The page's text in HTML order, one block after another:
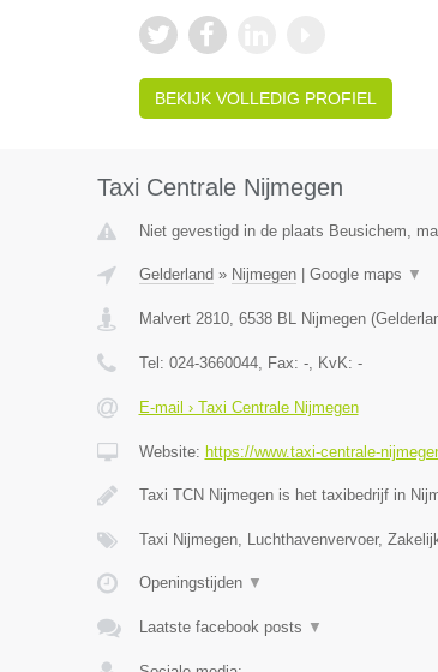
BEKIJK VOLLEDIG PROFIEL
Taxi Centrale Nijmegen
Niet gevestigd in de plaats Beusichem,
Gelderland » Nijmegen| Google maps ▼
Malvert 2810, 6538 BL Nijmegen(
Tel: 024-3660044, Fax: -, KvK: -
E-mail › Taxi Centrale Nijmegen
Website: https://www.taxi-centrale-
Taxi TCN Nijmegen is het taxibedrijf in
Taxi Nijmegen, Luchthavenvervoer,
Openingstijden ▼
Laatste facebook posts ▼